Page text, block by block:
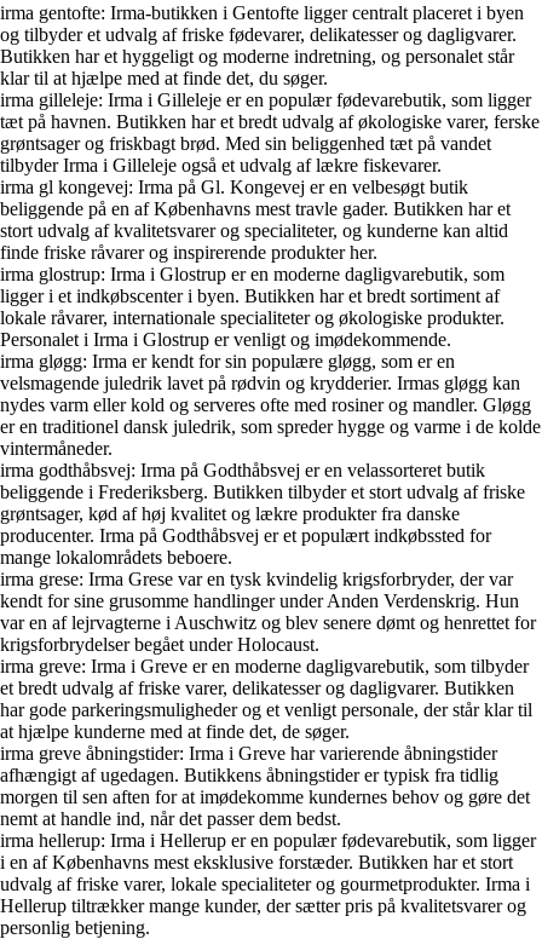
irma gentofte: Irma-butikken i Gentofte ligger centralt placeret i byen
og tilbyder et udvalg af friske fødevarer, delikatesser og dagligvarer.
Butikken har et hyggeligt og moderne indretning, og personalet står
klar til at hjælpe med at finde det, du søger.
irma gilleleje: Irma i Gilleleje er en populær fødevarebutik, som ligger
tæt på havnen. Butikken har et bredt udvalg af økologiske varer, ferske
grøntsager og friskbagt brød. Med sin beliggenhed tæt på vandet
tilbyder Irma i Gilleleje også et udvalg af lækre fiskevarer.
irma gl kongevej: Irma på Gl. Kongevej er en velbesøgt butik
beliggende på en af Københavns mest travle gader. Butikken har et
stort udvalg af kvalitetsvarer og specialiteter, og kunderne kan altid
finde friske råvarer og inspirerende produkter her.
irma glostrup: Irma i Glostrup er en moderne dagligvarebutik, som
ligger i et indkøbscenter i byen. Butikken har et bredt sortiment af
lokale råvarer, internationale specialiteter og økologiske produkter.
Personalet i Irma i Glostrup er venligt og imødekommende.
irma gløgg: Irma er kendt for sin populære gløgg, som er en
velsmagende juledrik lavet på rødvin og krydderier. Irmas gløgg kan
nydes varm eller kold og serveres ofte med rosiner og mandler. Gløgg
er en traditionel dansk juledrik, som spreder hygge og varme i de kolde
vintermåneder.
irma godthåbsvej: Irma på Godthåbsvej er en velassorteret butik
beliggende i Frederiksberg. Butikken tilbyder et stort udvalg af friske
grøntsager, kød af høj kvalitet og lækre produkter fra danske
producenter. Irma på Godthåbsvej er et populært indkøbssted for
mange lokalområdets beboere.
irma grese: Irma Grese var en tysk kvindelig krigsforbryder, der var
kendt for sine grusomme handlinger under Anden Verdenskrig. Hun
var en af lejrvagterne i Auschwitz og blev senere dømt og henrettet for
krigsforbrydelser begået under Holocaust.
irma greve: Irma i Greve er en moderne dagligvarebutik, som tilbyder
et bredt udvalg af friske varer, delikatesser og dagligvarer. Butikken
har gode parkeringsmuligheder og et venligt personale, der står klar til
at hjælpe kunderne med at finde det, de søger.
irma greve åbningstider: Irma i Greve har varierende åbningstider
afhængigt af ugedagen. Butikkens åbningstider er typisk fra tidlig
morgen til sen aften for at imødekomme kundernes behov og gøre det
nemt at handle ind, når det passer dem bedst.
irma hellerup: Irma i Hellerup er en populær fødevarebutik, som ligger
i en af Københavns mest eksklusive forstæder. Butikken har et stort
udvalg af friske varer, lokale specialiteter og gourmetprodukter. Irma i
Hellerup tiltrækker mange kunder, der sætter pris på kvalitetsvarer og
personlig betjening.